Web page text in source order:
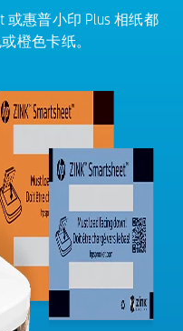
或惠普小印 Plus 相纸都
橙色卡纸。